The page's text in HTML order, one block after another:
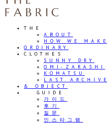
THE
ABOUT
HOW WE MAKE
ORDINARY
CLOTHES
SUNNY DRY
OMI-ZARASHI
KOMATSU
LAST ARCHIVE
& OBJECT
⠀⠀GUIDE
가이드
후기
질문
인스타그램